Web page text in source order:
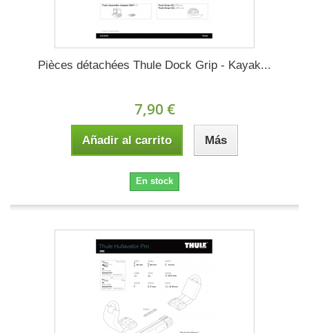
Pièces détachées Thule Dock Grip - Kayak...
7,90 €
Añadir al carrito Más
En stock